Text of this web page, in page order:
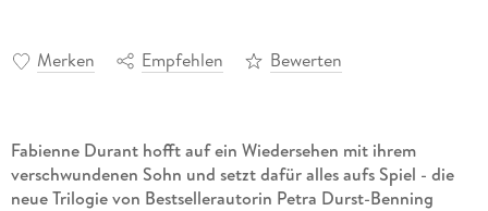
Merken Empfehlen Bewerten
Fabienne Durant hofft auf ein Wiedersehen mit ihrem
verschwundenen Sohn und setzt dafür alles aufs Spiel - die
neue Trilogie von Bestsellerautorin Petra Durst-Benning